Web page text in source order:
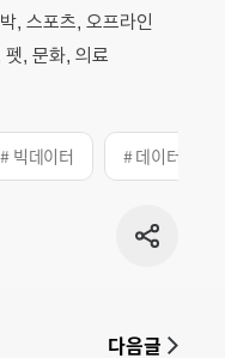
, 스포츠, 오프라인
, 문화, 의료
# 빅데이터 # 데이터
공유
다음글